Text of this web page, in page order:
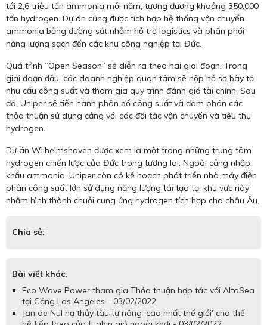
tới 2,6 triệu tấn ammonia mỗi năm, tương đương khoảng 350.000
tấn hydrogen. Dự án cũng được tích hợp hệ thống vận chuyển
ammonia bằng đường sắt nhằm hỗ trợ logistics và phân phối
năng lượng sạch đến các khu công nghiệp tại Đức.
Quá trình “Open Season” sẽ diễn ra theo hai giai đoạn. Trong
giai đoạn đầu, các doanh nghiệp quan tâm sẽ nộp hồ sơ bày tỏ
nhu cầu công suất và tham gia quy trình đánh giá tài chính. Sau
đó, Uniper sẽ tiến hành phân bổ công suất và đàm phán các
thỏa thuận sử dụng cảng với các đối tác vận chuyển và tiêu thụ
hydrogen.
Dự án Wilhelmshaven được xem là một trong những trung tâm
hydrogen chiến lược của Đức trong tương lai. Ngoài cảng nhập
khẩu ammonia, Uniper còn có kế hoạch phát triển nhà máy điện
phân công suất lớn sử dụng năng lượng tái tạo tại khu vực này
nhằm hình thành chuỗi cung ứng hydrogen tích hợp cho châu Âu.
Chia sẻ:
Bài viết khác:
Eco Wave Power tham gia Thỏa thuận hợp tác với AltaSea
tại Cảng Los Angeles - 03/02/2022
Jan de Nul hạ thủy tàu tự nâng 'cao nhất thế giới' cho thế